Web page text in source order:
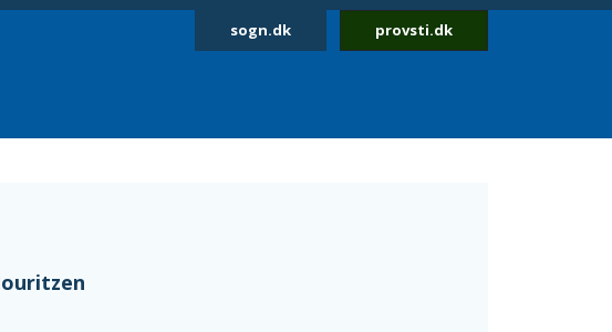
sogn.dk provsti.dk